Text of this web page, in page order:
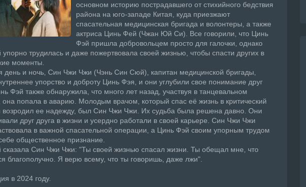
основном историю пострадавшего от стихийного бедствия
района на юго-западе Китая, куда приезжают
спасательная медицинская бригада и волонтеры, а также
актриса Цинь Фей (Чжан Юй Си). Все говорили, что Цинь
Фэй пришла добровольцем просто для галочки, однако
трудилась и даже пожертвовала своей жизнью, чтобы спасти других в
моменты.
день и ночь, Син Чжи Чжи (Чэнь Син Сюй), капитан медицинской бригады,
упорство и доброту Цинь Фэя, и они углубили свое понимание друг
Фэй также обнаружила, что много лет назад, участвуя в танцевальном
она попала в аварию. Молодым врачом, который спас её жизнь в критический
возродил ее надежду, был Син Чжи Чжи. Их судьба была решена давно. Они
друг друга в жизни и усердно работали в своей карьере. Син Чжи Чжи
в важной спасательной операции, а Цинь Фэй своим упорным трудом
общественное признание.
сказала Син Чжи Чжи: "Ты своей жизнью спасал жизни. Ты обещал мне, что
благополучно. Я верю всему, что ты говоришь, даже лжи".
в 2024 году.